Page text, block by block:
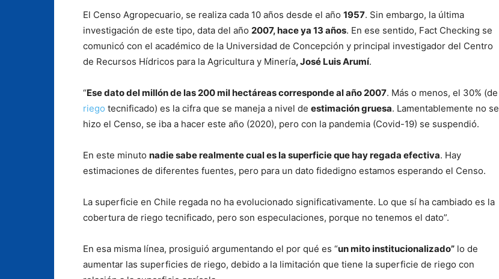
El Censo Agropecuario, se realiza cada 10 años desde el año 1957. Sin embargo, la última
investigación de este tipo, data del año 2007, hace ya 13 años. En ese sentido, Fact Checking se
comunicó con el académico de la Universidad de Concepción y principal investigador del Centro
de Recursos Hídricos para la Agricultura y Minería, José Luis Arumí.
“Ese dato del millón de las 200 mil hectáreas corresponde al año 2007. Más o menos, el 30% (de
riego tecnificado) es la cifra que se maneja a nivel de estimación gruesa. Lamentablemente no se
hizo el Censo, se iba a hacer este año (2020), pero con la pandemia (Covid-19) se suspendió.
En este minuto nadie sabe realmente cual es la superficie que hay regada efectiva. Hay
estimaciones de diferentes fuentes, pero para un dato fidedigno estamos esperando el Censo.
La superficie en Chile regada no ha evolucionado significativamente. Lo que sí ha cambiado es la
cobertura de riego tecnificado, pero son especulaciones, porque no tenemos el dato”.
En esa misma línea, prosiguió argumentando el por qué es “un mito institucionalizado” lo de
aumentar las superficies de riego, debido a la limitación que tiene la superficie de riego con